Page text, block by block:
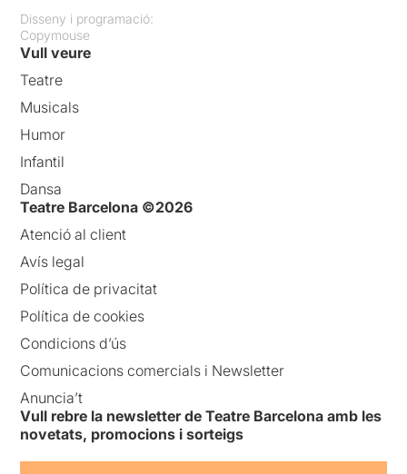
Disseny i programació:
Copymouse
Vull veure
Teatre
Musicals
Humor
Infantil
Dansa
Teatre Barcelona ©2026
Atenció al client
Avís legal
Política de privacitat
Política de cookies
Condicions d’ús
Comunicacions comercials i Newsletter
Anuncia’t
Vull rebre la newsletter de Teatre Barcelona amb les
novetats, promocions i sorteigs